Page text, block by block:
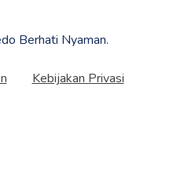
Berhati Nyaman.
Kebijakan Privasi